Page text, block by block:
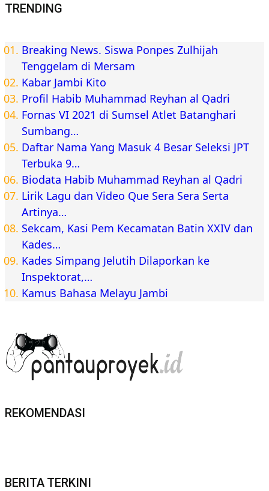
TRENDING
Breaking News. Siswa Ponpes Zulhijah
Tenggelam di Mersam
Kabar Jambi Kito
Profil Habib Muhammad Reyhan al Qadri
Fornas VI 2021 di Sumsel Atlet Batanghari
Sumbang…
Daftar Nama Yang Masuk 4 Besar Seleksi JPT
Terbuka 9…
Biodata Habib Muhammad Reyhan al Qadri
Lirik Lagu dan Video Que Sera Sera Serta
Artinya…
Sekcam, Kasi Pem Kecamatan Batin XXIV dan
Kades…
Kades Simpang Jelutih Dilaporkan ke
Inspektorat,…
Kamus Bahasa Melayu Jambi
REKOMENDASI
BERITA TERKINI